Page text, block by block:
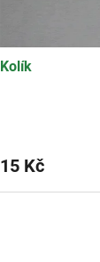
Kolík
15 Kč